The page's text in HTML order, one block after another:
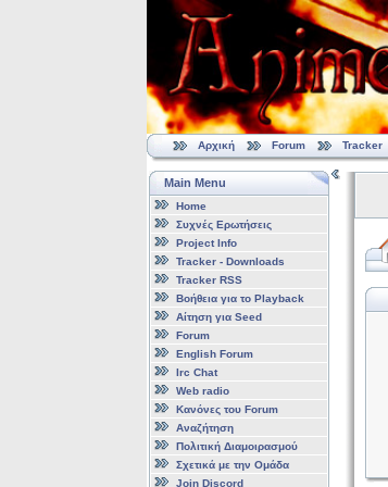
Αρχική Forum Tracker
Main Menu
Home
Συχνές Ερωτήσεις
Project Info
Tracker - Downloads
Tracker RSS
Βοήθεια για το Playback
Αίτηση για Seed
Forum
English Forum
Irc Chat
Web radio
Κανόνες του Forum
Αναζήτηση
Πολιτική Διαμοιρασμού
Σχετικά με την Ομάδα
Join Discord